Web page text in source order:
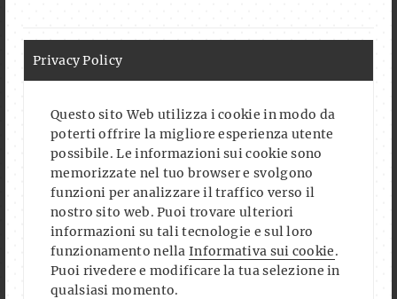
Privacy Policy
Questo sito Web utilizza i cookie in modo da
poterti offrire la migliore esperienza utente
possibile. Le informazioni sui cookie sono
memorizzate nel tuo browser e svolgono
funzioni per analizzare il traffico verso il
nostro sito web. Puoi trovare ulteriori
informazioni su tali tecnologie e sul loro
funzionamento nellaInformativa sui cookie.
Puoi rivedere e modificare la tua selezione in
qualsiasi momento.